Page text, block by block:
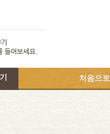
처음으로